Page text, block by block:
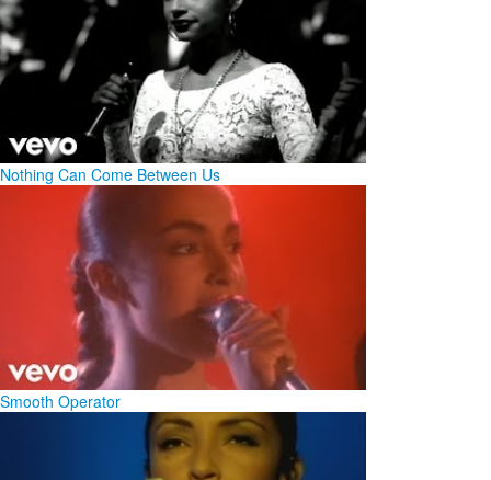
Nothing Can Come Between Us
Smooth Operator